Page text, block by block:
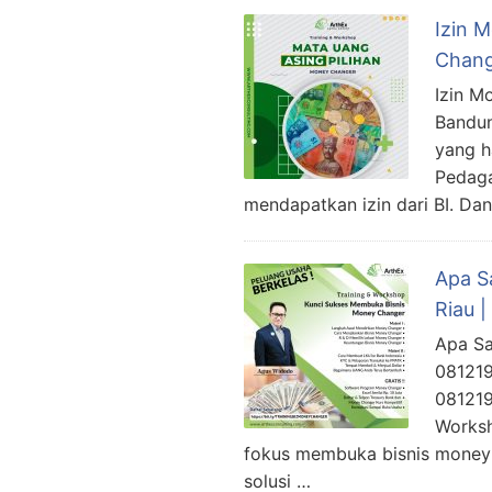
Izin
Izin
yang
mendapatkan izin dari BI.
Apa
Riau
Apa
fokus membuka bisnis
solusi …